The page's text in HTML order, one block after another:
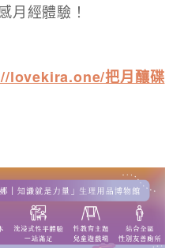
月經體驗！
lovekira.one/把月釀碟